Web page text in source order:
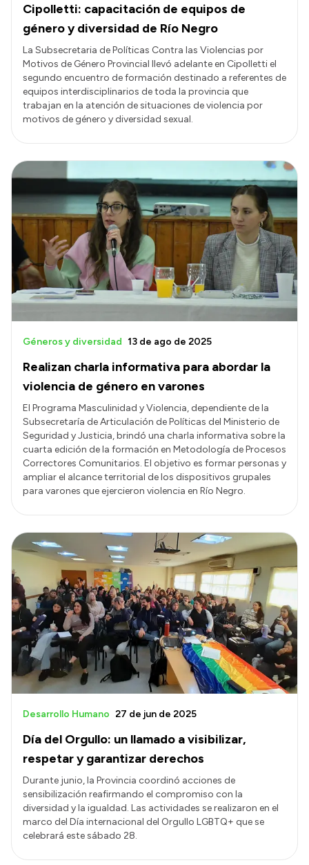
Consulta de pago a proveedores
Convocatorias
Intranet
Login
Cipolletti: capacitación de equipos de
género y diversidad de Río Negro
La Subsecretaria de Políticas Contra las Violencias por
Motivos de Género Provincial llevó adelante en Cipolletti el
segundo encuentro de formación destinado a referentes de
equipos interdisciplinarios de toda la provincia que
trabajan en la atención de situaciones de violencia por
motivos de género y diversidad sexual.
Realizan charla informativa para abordar la
violencia de género en varones
Géneros y diversidad 13 de ago de 2025
El Programa Masculinidad y Violencia, dependiente de la
Subsecretaría de Articulación de Políticas del Ministerio de
Seguridad y Justicia, brindó una charla informativa sobre la
cuarta edición de la formación en Metodología de Procesos
Correctores Comunitarios. El objetivo es formar personas y
ampliar el alcance territorial de los dispositivos grupales
para varones que ejercieron violencia en Río Negro.
Día del Orgullo: un llamado a visibilizar,
respetar y garantizar derechos
Desarrollo Humano 27 de jun de 2025
Durante junio, la Provincia coordinó acciones de
sensibilización reafirmando el compromiso con la
diversidad y la igualdad. Las actividades se realizaron en el
marco del Día internacional del Orgullo LGBTQ+ que se
celebrará este sábado 28.